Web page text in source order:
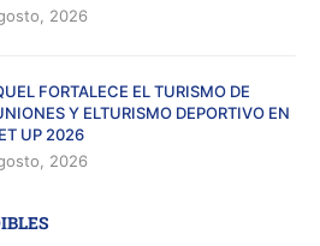
2026
FORTALECE EL TURISMO DE
Y ELTURISMO DEPORTIVO EN
UP 2026
2026